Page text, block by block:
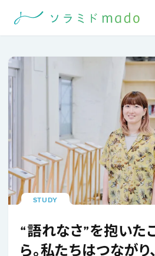
STUDY
“語れなさ”を抱いた
ら。私たちはつながり